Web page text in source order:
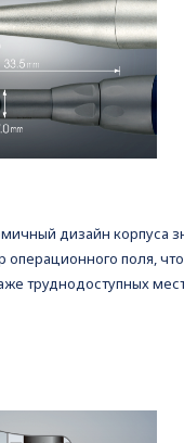
дизайн корпуса
поля,
труднодоступных